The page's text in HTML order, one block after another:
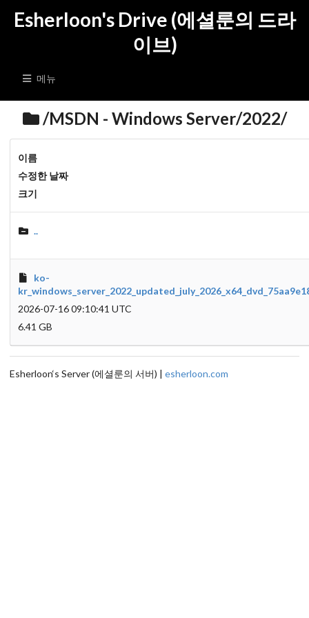
Esherloon's Drive (에셜룬의 드라
이브)
메뉴
/MSDN - Windows Server/2022/
이름
수정한 날짜
크기
..
ko-
2026-07-16 09:10:41 UTC
6.41 GB
Esherloon‘s Server (에셜룬의 서버) | esherloon.com